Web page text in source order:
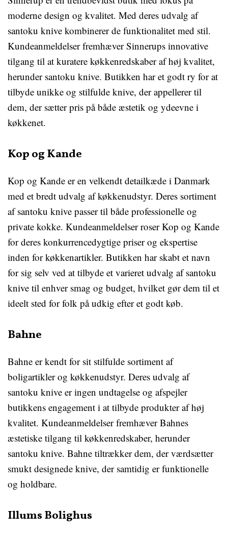
moderne design og kvalitet. Med deres udvalg af
santoku knive kombinerer de funktionalitet med stil.
Kundeanmeldelser fremhæver Sinnerups innovative
tilgang til at kuratere køkkenredskaber af høj kvalitet,
herunder santoku knive. Butikken har et godt ry for at
tilbyde unikke og stilfulde knive, der appellerer til
dem, der sætter pris på både æstetik og ydeevne i
køkkenet.
Kop og Kande
Kop og Kande er en velkendt detailkæde i Danmark
med et bredt udvalg af køkkenudstyr. Deres sortiment
af santoku knive passer til både professionelle og
private kokke. Kundeanmeldelser roser Kop og Kande
for deres konkurrencedygtige priser og ekspertise
inden for køkkenartikler. Butikken har skabt et navn
for sig selv ved at tilbyde et varieret udvalg af santoku
knive til enhver smag og budget, hvilket gør dem til et
ideelt sted for folk på udkig efter et godt køb.
Bahne
Bahne er kendt for sit stilfulde sortiment af
boligartikler og køkkenudstyr. Deres udvalg af
santoku knive er ingen undtagelse og afspejler
butikkens engagement i at tilbyde produkter af høj
kvalitet. Kundeanmeldelser fremhæver Bahnes
æstetiske tilgang til køkkenredskaber, herunder
santoku knive. Bahne tiltrækker dem, der værdsætter
smukt designede knive, der samtidig er funktionelle
og holdbare.
Illums Bolighus